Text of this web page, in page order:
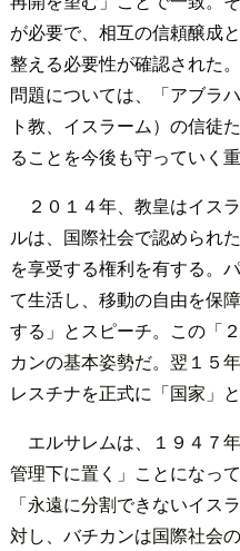
が必要で、相互の信頼醸成
整える必要性が確認された
問題については、「アブラ
ト教、イスラーム）の信徒
ることを今後も守っていく
２０１４年、教皇はイス
ルは、国際社会で認められ
を享受する権利を有する。
て生活し、移動の自由を保
する」とスピーチ。この「
カンの基本姿勢だ。翌１５
レスチナを正式に「国家」
エルサレムは、１９４７
管理下に置く」ことになっ
「永遠に分割できないイス
対し、バチカンは国際社会